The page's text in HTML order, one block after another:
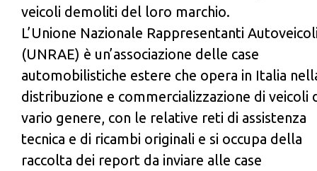
veicoli demoliti del loro marchio.
L’Unione Nazionale Rappresentanti
(UNRAE) è un’associazione delle case
automobilistiche estere che opera in Italia
distribuzione e commercializzazione di veicoli
vario genere, con le relative reti di assistenza
tecnica e di ricambi originali e si occupa della
raccolta dei report da inviare alle case